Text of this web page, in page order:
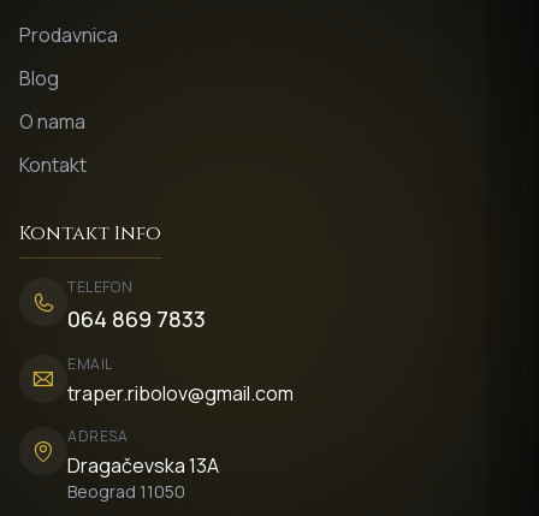
Prodavnica
Blog
O nama
Kontakt
Kontakt Info
TELEFON
064 869 7833
EMAIL
traper.ribolov@gmail.com
ADRESA
Dragačevska 13A
Beograd 11050